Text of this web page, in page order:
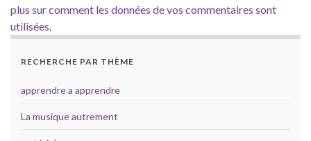
plus sur comment les données de vos commentaires sont
utilisées
RECHERCHE PAR THÈME
apprendre a apprendre
La musique autrement